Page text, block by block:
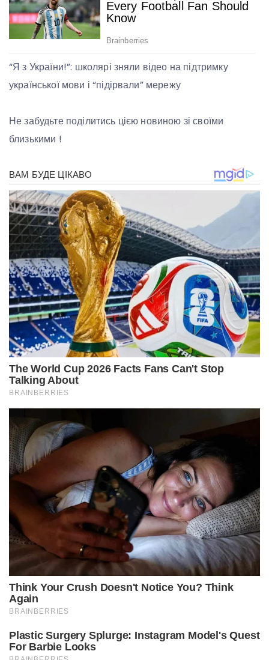
“Я з України!”: школярі зняли відео на підтримку
української мови і “підірвали” мережу
Не забудьте поділитись цією новиною зі своїми
близькими !